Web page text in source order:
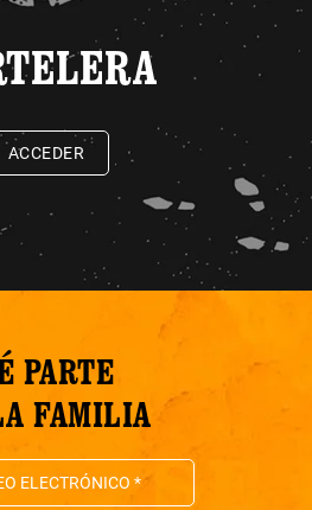
ACCEDER
PARTE
FAMILIA